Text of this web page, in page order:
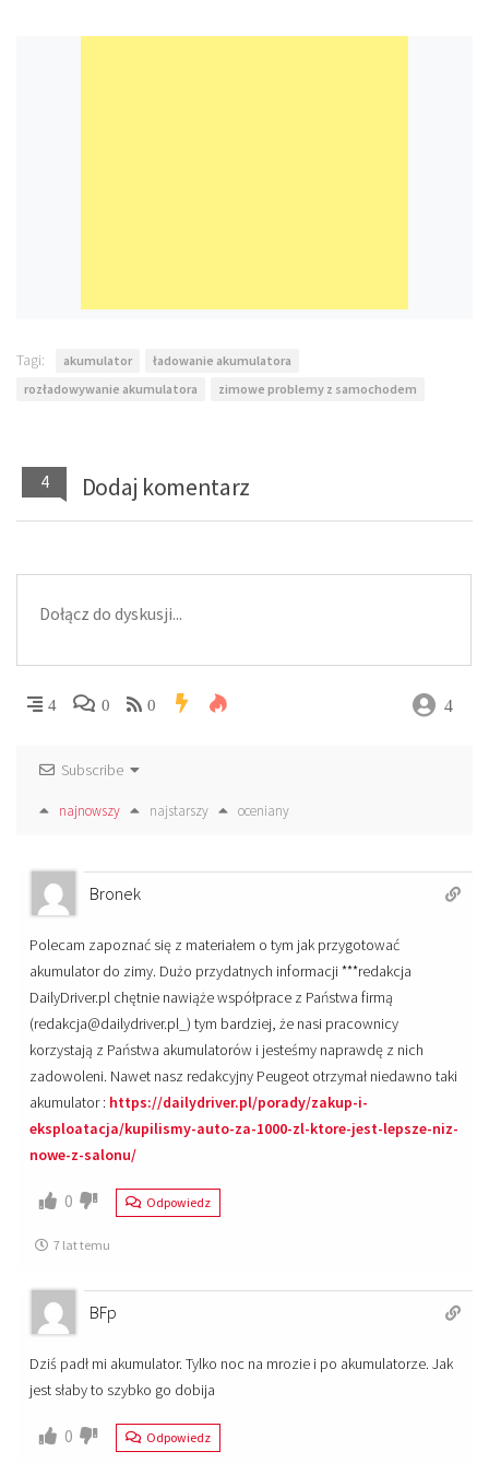
Tagi: akumulator
ładowanie akumulatora
rozładowywanie akumulatora
zimowe problemy z samochodem
4 Dodaj komentarz
4 0 0 4
Subscribe
najnowszy najstarszy oceniany
Bronek
Polecam zapoznać się z materiałem o tym jak przygotować
akumulator do zimy. Dużo przydatnych informacji ***redakcja
DailyDriver.pl chętnie nawiąże współprace z Państwa firmą
(redakcja@dailydriver.pl_) tym bardziej, że nasi pracownicy
korzystają z Państwa akumulatorów i jesteśmy naprawdę z nich
zadowoleni. Nawet nasz redakcyjny Peugeot otrzymał niedawno taki
akumulator : https://dailydriver.pl/porady/zakup-i-
eksploatacja/kupilismy-auto-za-1000-zl-ktore-jest-lepsze-niz-
nowe-z-salonu/
0 Odpowiedz
7 lat temu
BFp
Dziś padł mi akumulator. Tylko noc na mrozie i po akumulatorze. Jak
jest słaby to szybko go dobija
0 Odpowiedz